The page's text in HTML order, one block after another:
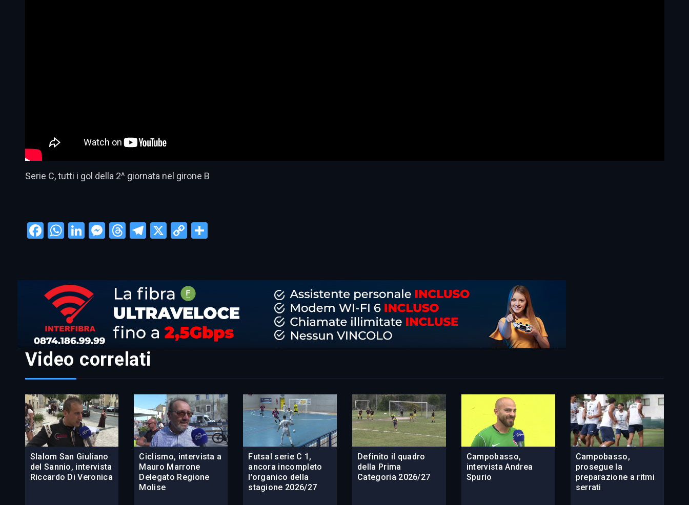
Serie C, tutti i gol della 2^ giornata nel girone B
Facebook
WhatsApp
LinkedIn
Messenger
Threads
Telegram
X CopyCondividi
Video correlati
Slalom San Giuliano
del Sannio, intervista
Riccardo Di Veronica
Ciclismo, intervista a
Mauro Marrone
Delegato Regione
Molise
Futsal serie C 1,
ancora incompleto
l’organico della
stagione 2026/27
Definito il quadro
della Prima
Categoria 2026/27
Campobasso,
intervista Andrea
Spurio
Campobasso,
prosegue la
preparazione a ritmi
serrati